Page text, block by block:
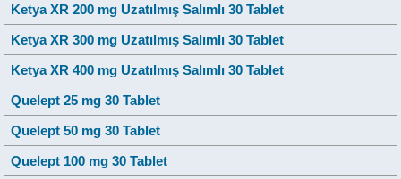
Ketya XR 200 mg Uzatılmış Salımlı 30 Tablet
Ketya XR 300 mg Uzatılmış Salımlı 30 Tablet
Ketya XR 400 mg Uzatılmış Salımlı 30 Tablet
Quelept 25 mg 30 Tablet
Quelept 50 mg 30 Tablet
Quelept 100 mg 30 Tablet